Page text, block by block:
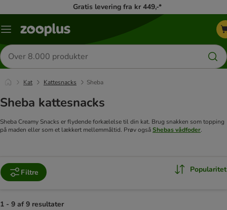
Gratis levering fra kr 449,-*
Menu
Søg
efter
produkter
Kat Kattesnacks Sheba
Sheba kattesnacks
Sheba Creamy Snacks er flydende forkælelse til din kat. Brug snakken som topping
på maden eller som et lækkert mellemmåltid. Prøv ogsåShebas vådfoder.
Filtre Popularitet
1 - 9 af 9 resultater